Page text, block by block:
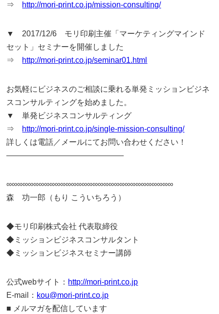
⇒ http://mori-print.co.jp/mission-consulting/
▼ 2017/12/6 モリ印刷主催「マーケティングマインド
セット」セミナーを開催しました
⇒ http://mori-print.co.jp/seminar01.html
お気軽にビジネスのご相談に乗れる単発ミッションビジネ
スコンサルティングを始めました。
▼ 単発ビジネスコンサルティング
⇒ http://mori-print.co.jp/single-mission-consulting/
詳しくは電話／メールにてお問い合わせください！
———————————————
∞∞∞∞∞∞∞∞∞∞∞∞∞∞∞∞∞∞∞∞∞∞∞∞∞∞∞∞∞∞∞
森 功一郎（もり こういちろう）
◆モリ印刷株式会社 代表取締役
◆ミッションビジネスコンサルタント
◆ミッションビジネスセミナー講師
公式webサイト： http://mori-print.co.jp
E-mail： kou@mori-print.co.jp
■ メルマガを配信しています